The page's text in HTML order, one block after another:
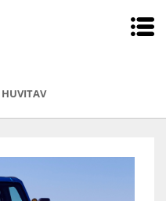
HUVITAV